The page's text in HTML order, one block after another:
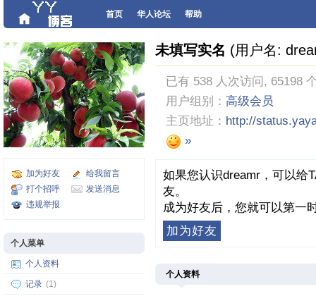
首页 华人论坛 帮助
加为好友
给我留言
打个招呼
发送消息
违规举报
个人菜单
个人资料
记录 (1)
未填写实名 (用户名:
已有 538 人次访问, 65198
用户组别： 高级会员
主页地址： http://
»
如果您认识dreamr，可以给
友。
成为好友后，您就可以第一
加为好友
个人资料